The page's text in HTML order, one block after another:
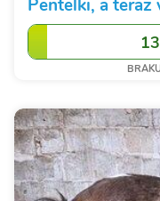
Pentelki, a teraz